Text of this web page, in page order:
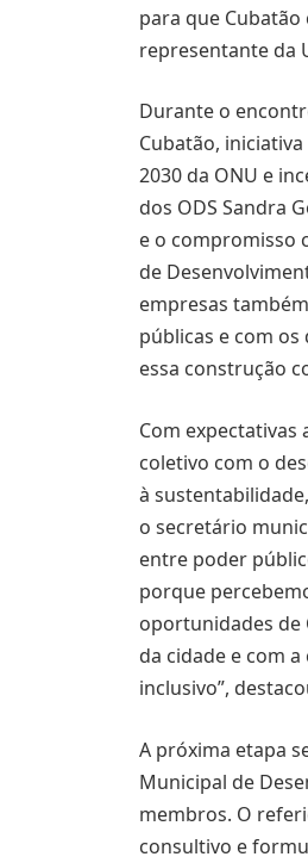
para que
representante da
Durante o
Cubatão,
2030 da ONU e
dos ODS Sandra
e o compromisso
de
empresas
públicas e com
essa construção
Com
coletivo com o
à
o secretário
entre poder
porque
oportunidades de
da cidade e com
inclusivo”,
A próxima etapa
Municipal de
membros. O
consultivo e